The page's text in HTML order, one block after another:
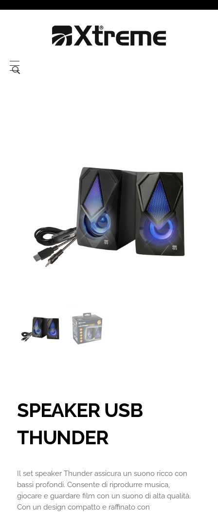
SPEAKER USB
THUNDER
Il set speaker Thunder assicura un suono ricco con
bassi profondi. Consente di riprodurre musica,
giocare e guardare film con un suono di alta qualità.
Con un design compatto e raffinato con